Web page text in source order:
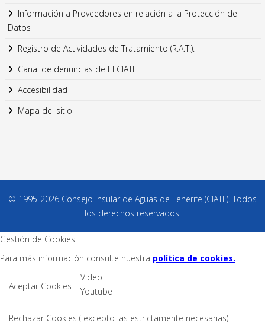
Información a Proveedores en relación a la Protección de
Datos
Registro de Actividades de Tratamiento (R.A.T.).
Canal de denuncias de El CIATF
Accesibilidad
Mapa del sitio
© 1995-2026 Consejo Insular de Aguas de Tenerife (CIATF). Todos
los derechos reservados.
Gestión de Cookies
Para más información consulte nuestra política de cookies.
Aceptar Cookies
Rechazar Cookies ( excepto las estrictamente necesarias)
Video
Youtube